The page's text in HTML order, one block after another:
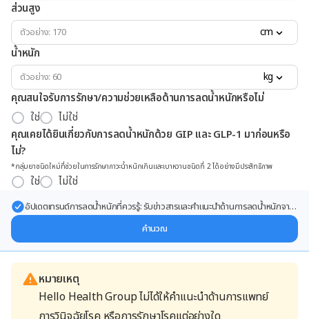
ส่วนสูง
cm
น้ำหนัก
kg
คุณสนใจรับการรักษา/ความช่วยเหลือด้านการลดน้ำหนักหรือไม่
ใช่
ไม่ใช่
คุณเคยได้ยินเกี่ยวกับการลดน้ำหนักด้วย GIP และ GLP-1 มาก่อนหรือ
ไม่?
*กลุ่มยาชนิดใหม่ที่ช่วยในการรักษาภาวะน้ำหนักเกินและเบาหวานชนิดที่ 2 ได้อย่างมีประสิทธิภาพ
ใช่ ไม่ใช่
อัปเดตเทรนด์การลดน้ำหนักที่ควรรู้: รับข่าวสารและคำแนะนำด้านการลดน้ำหนักจาก
คำนวณ
หมายเหตุ
Hello Health Group ไม่ได้ให้คำแนะนำด้านการแพทย์